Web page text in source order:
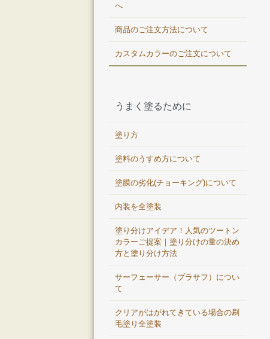
へ
商品のご注文方法について
カスタムカラーのご注文について
うまく塗るために
塗り方
塗料のうすめ方について
塗膜の劣化(チョーキング)について
内装を全塗装
塗り分けアイデア！人気のツートン
カラーご提案｜塗り分けの量の決め
方と塗り分け方法
サーフェーサー（プラサフ）につい
て
クリアがはがれてきている場合の刷
毛塗り全塗装